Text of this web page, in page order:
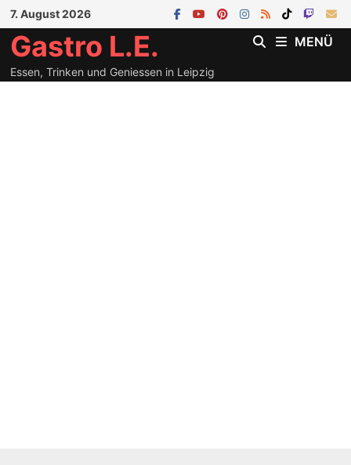
Zum
Inhalt
springen
7. August 2026
Gastro L.E.
Essen, Trinken und Geniessen in Leipzig
MENÜ